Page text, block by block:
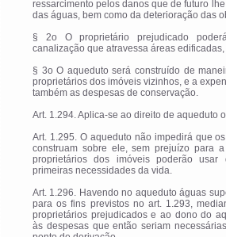
ressarcimento pelos danos que de futuro
das águas, bem como da deterioração das
§ 2o O proprietário prejudicado
canalização que atravessa áreas
§ 3o O aqueduto será construído de
proprietários dos imóveis vizinhos, e a
também as despesas de conservação.
Art. 1.294. Aplica-se ao direito de aqueduto
Art. 1.295. O aqueduto não impedirá que
construam sobre ele, sem prejuízo para
proprietários dos imóveis poderão
primeiras necessidades da vida.
Art. 1.296. Havendo no aqueduto águas
para os fins previstos no art. 1.293,
proprietários prejudicados e ao dono do
às despesas que então seriam